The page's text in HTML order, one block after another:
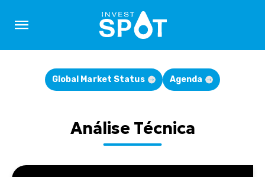
Global Market Status Agenda
Análise Técnica